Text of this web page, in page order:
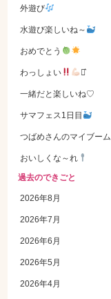
外遊び
水遊び楽しいね～
おめでとう
わっしょい ⋆͛
一緒だと楽しいね♡
サマフェス1日目
つばめさんのマイブーム
おいしくな～れ
過去のできごと
2026年8月
2026年7月
2026年6月
2026年5月
2026年4月